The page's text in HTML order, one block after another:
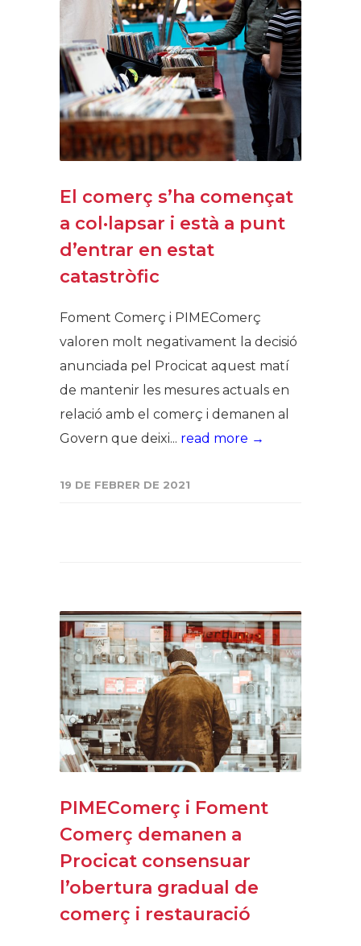
El comerç s’ha començat
a col·lapsar i està a punt
d’entrar en estat
catastròfic
Foment Comerç i PIMEComerç
valoren molt negativament la decisió
anunciada pel Procicat aquest matí
de mantenir les mesures actuals en
relació amb el comerç i demanen al
Govern que deixi... read more →
19 DE FEBRER DE 2021
PIMEComerç i Foment
Comerç demanen a
Procicat consensuar
l’obertura gradual de
comerç i restauració